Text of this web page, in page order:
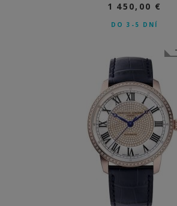
1 450,00 €
DO 3-5 DNÍ